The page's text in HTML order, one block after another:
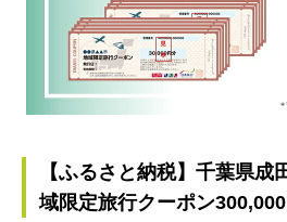
【ふるさと納税】千葉県
域限定旅行クーポン